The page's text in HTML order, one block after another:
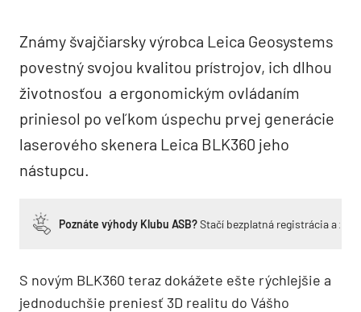
Známy švajčiarsky výrobca Leica Geosystems
povestný svojou kvalitou prístrojov, ich dlhou
životnosťou a ergonomickým ovládaním
priniesol po veľkom úspechu prvej generácie
laserového skenera Leica BLK360 jeho
nástupcu.
Poznáte výhody Klubu ASB?Stačí bezplatná registrácia a
S novým BLK360 teraz dokážete ešte rýchlejšie a
jednoduchšie preniesť 3D realitu do Vášho